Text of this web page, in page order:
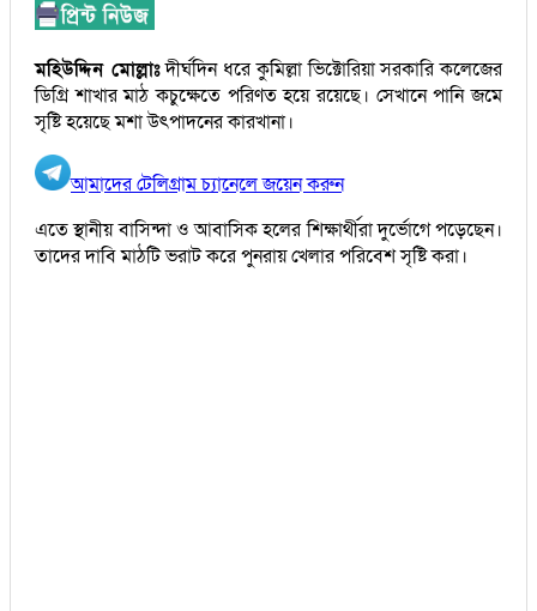
মহিউদ্দিন মোল্লাঃদীর্ঘদিন ধরে কুমিল্লা ভিক্টোরিয়া সরকারি কলেজের
ডিগ্রি শাখার মাঠ কচুক্ষেতে পরিণত হয়ে রয়েছে। সেখানে পানি জমে
সৃষ্টি হয়েছে মশা উৎপাদনের কারখানা।
আমাদের টেলিগ্রাম চ্যানেলে জয়েন করুন
এতে স্থানীয় বাসিন্দা ও আবাসিক হলের শিক্ষার্থীরা দুর্ভোগে পড়েছেন।
তাদের দাবি মাঠটি ভরাট করে পুনরায় খেলার পরিবেশ সৃষ্টি করা।